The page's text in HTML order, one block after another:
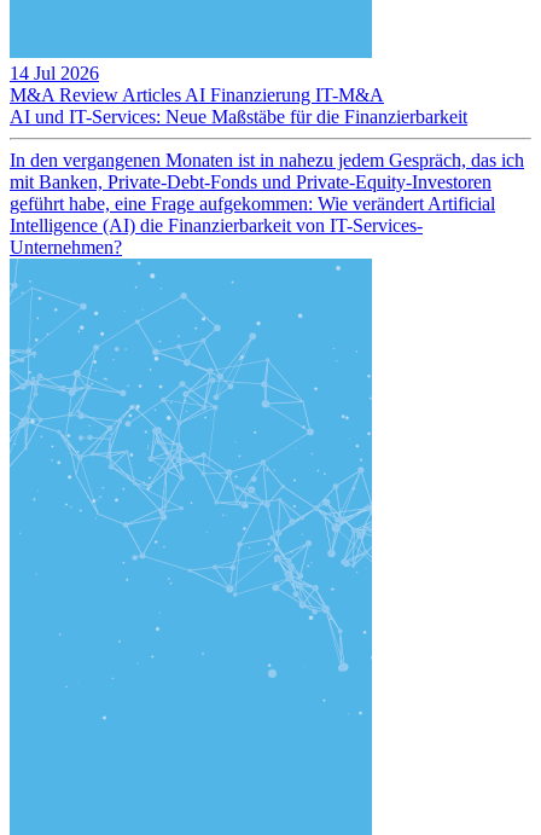
14 Jul 2026
M&A Review Articles AI Finanzierung IT-M&A
AI und IT-Services: Neue Maßstäbe für die Finanzierbarkeit
In den vergangenen Monaten ist in nahezu jedem Gespräch, das ich
mit Banken, Private-Debt-Fonds und Private-Equity-Investoren
geführt habe, eine Frage aufgekommen: Wie verändert Artificial
Intelligence (AI) die Finanzierbarkeit von IT-Services-
Unternehmen?